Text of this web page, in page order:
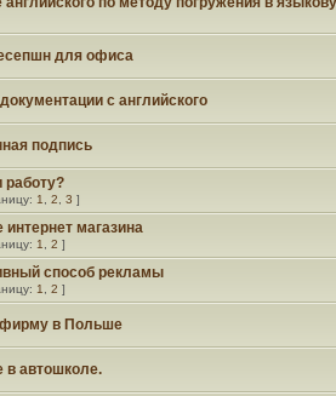
для офиса
с английского
подпись
работу?
1 2 3 ]
интернет магазина
1 2 ]
способ рекламы
1 2 ]
в Польше
в автошколе.